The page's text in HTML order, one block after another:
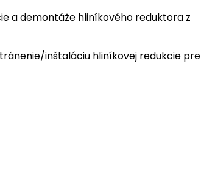
a demontáže hliníkového reduktora z
inštaláciu hliníkovej redukcie pre